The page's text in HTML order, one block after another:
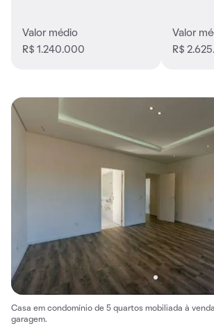
Valor médio
R$ 1.240.000
Valor
R$
Casa em condomínio de 5 quartos mobiliada à
garagem.